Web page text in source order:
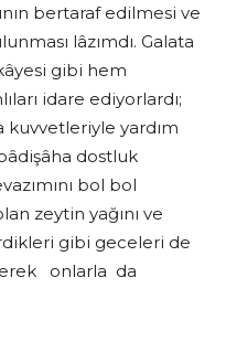
bertaraf edilmesi ve
lâzımdı. Galata
gibi hem
idare ediyorlardı;
yardım
dostluk
bol bol
zeytin yağını ve
gibi geceleri de
onlarla da